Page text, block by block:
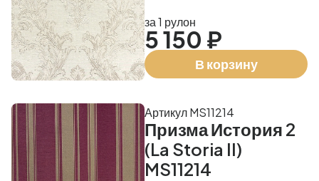
за 1 рулон
5 150 ₽
В корзину
Призма История 2
(La Storia II)
MS11214
Артикул MS11214